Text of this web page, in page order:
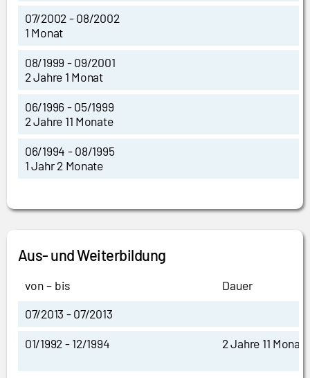
07/2002 - 08/2002
1 Monat
08/1999 - 09/2001
2 Jahre 1 Monat
06/1996 - 05/1999
2 Jahre 11 Monate
06/1994 - 08/1995
1 Jahr 2 Monate
Aus- und Weiterbildung
von – bis
Dauer
07/2013 - 07/2013
01/1992 - 12/1994
2 Jahre 11 Monate